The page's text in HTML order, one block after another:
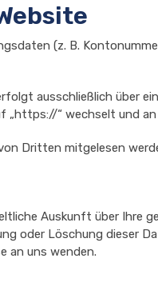
(z. B.
ausschließlich über
“ wechselt und
Dritten mitgelesen
Auskunft über Ihre
oder Löschung dieser
an uns wenden.